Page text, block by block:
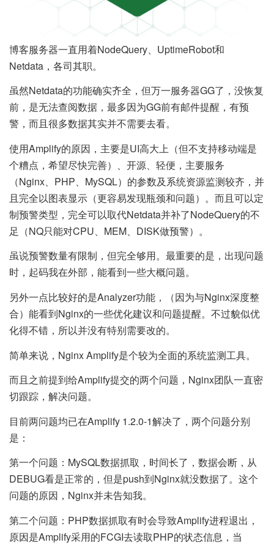
博客服务器一直用着NodeQuery、UptimeRobot和
Netdata，各司其职。
虽然Netdata的功能确实齐全，但万一服务器GG了，没恢复
前，是无法查阅数据，最多因为GG前有邮件提醒，有预
警，而且很多数据其实并不需要去看。
使用Amplify的原因，主要是UI高大上（但不支持移动端是
个糟点，希望尽快完善）、开源、轻便，主要服务
（Nginx、PHP、MySQL）的参数及系统资源监测较齐，并
且完全以图表显示（更容易发现瓶颈和问题）。而且可以定
制预警类型，完全可以取代Netdata并补了NodeQuery的不
足（NQ只能对CPU、MEM、DISK做预警）。
虽说预警数量有限制，但完全够用。最重要的是，出现问题
时，起码我在外部，能看到一些大概问题。
另外一点比较好的是Analyzer功能，（因为与Nginx深度整
合）能看到Nginx的一些优化建议和问题提醒。不过貌似优
化得不错，所以并没有特别需要改的。
简单来说，Nginx Amplify是个较为全面的系统监测工具。
而且之前提到给Amplify提交的两个问题，Nginx团队一直密
切跟踪，解决问题。
目前两问题均已在Amplify 1.2.0-1解决了，两个问题分别
是：
第一个问题：MySQL数据抓取，时间长了，数据会断，从
DEBUG看是正常的，但是push到Nginx就没数据了。这个
问题的原因，Nginx并未告知我。
第二个问题：PHP数据抓取有时会导致Amplify进程退出，
原因是Amplify采用的FCGI去读取PHP的状态信息，当